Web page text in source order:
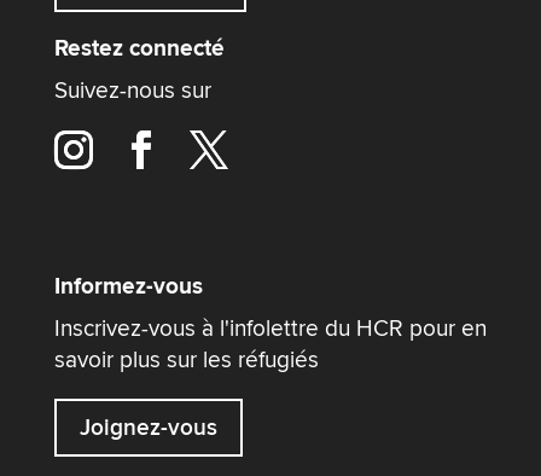
Restez connecté
Suivez-nous sur
Informez-vous
Inscrivez-vous à l'infolettre du HCR pour en
savoir plus sur les réfugiés
Joignez-vous